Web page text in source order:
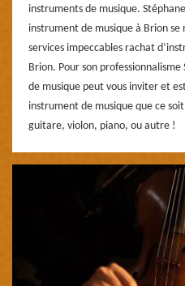
instruments de musique.
instrument de musique à Brion
services impeccables rachat
Brion. Pour son
de musique peut vous inviter et
instrument de musique que ce
guitare, violon, piano, ou autre !